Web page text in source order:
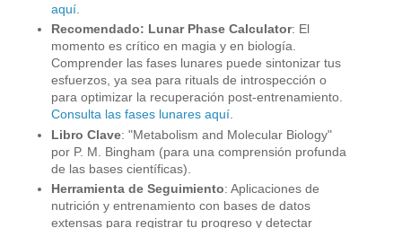
aquí
Recomendado: Lunar Phase Calculator: El
momento es crítico en magia y en biología.
Comprender las fases lunares puede sintonizar tus
esfuerzos, ya sea para rituals de introspección o
para optimizar la recuperación post-entrenamiento.
Consulta las fases lunares aquí
Libro Clave: "Metabolism and Molecular Biology"
por P. M. Bingham (para una comprensión profunda
de las bases científicas).
Herramienta de Seguimiento: Aplicaciones de
nutrición y entrenamiento con bases de datos
extensas para registrar tu progreso y detectar